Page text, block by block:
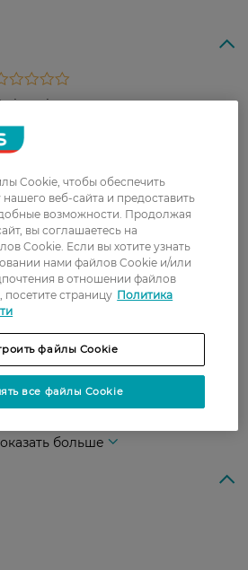
відгуків
почты - 99 грн, бесплатно
грн
в магазине Watsons
больше
Cookie, чтобы обеспечить
веб-сайта и предоставить
возможности. Продолжая
вы соглашаетесь на
Cookie. Если вы хотите узнать
нами файлов Cookie и/или
в отношении файлов
страницу Политика
файлы Cookie
все файлы Cookie